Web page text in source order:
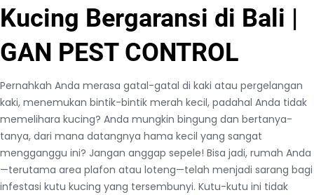
Kucing Bergaransi di Bali |
GAN PEST CONTROL
Pernahkah Anda merasa gatal-gatal di kaki atau pergelangan
kaki, menemukan bintik-bintik merah kecil, padahal Anda tidak
memelihara kucing? Anda mungkin bingung dan bertanya-
tanya, dari mana datangnya hama kecil yang sangat
mengganggu ini? Jangan anggap sepele! Bisa jadi, rumah Anda
—terutama area plafon atau loteng—telah menjadi sarang bagi
infestasi kutu kucing yang tersembunyi. Kutu-kutu ini tidak